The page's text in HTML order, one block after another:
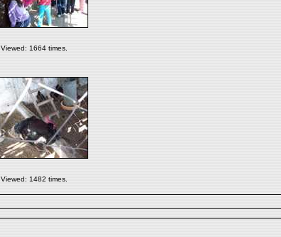
Viewed: 1664 times.
Viewed: 1482 times.